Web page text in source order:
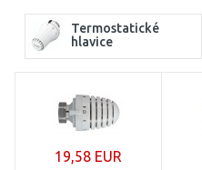
33 (155 mm)
600
Termostatické
hlavice
19,58 EUR